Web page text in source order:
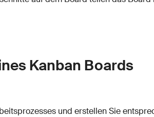
Kanban Boards
und erstellen Sie